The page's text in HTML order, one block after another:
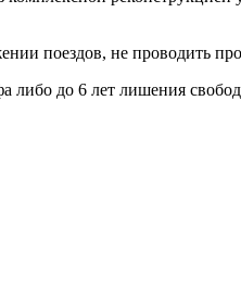
поездов, не проводить
до 6 лет лишения